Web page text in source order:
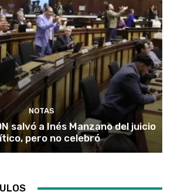
NOTAS
salvó a Inés Manzano del juicio
pero no celebró